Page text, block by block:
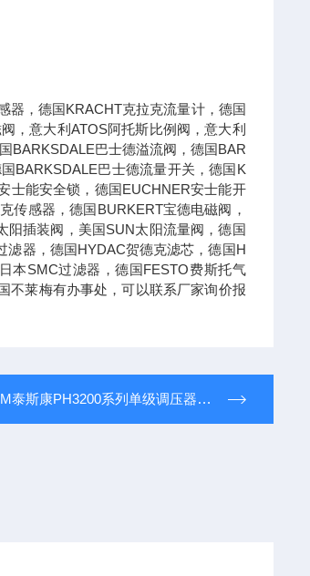
器，德国KRACHT克拉克流量计，德国
，意大利ATOS阿托斯比例阀，意大利
BARKSDALE巴士德溢流阀，德国BAR
BARKSDALE巴士德流量开关，德国K
士能安全锁，德国EUCHNER安士能开
传感器，德国BURKERT宝德电磁阀，
阳插装阀，美国SUN太阳流量阀，德国
滤器，德国HYDAC贺德克滤芯，德国H
本SMC过滤器，德国FESTO费斯托气
不莱梅有办事处，可以联系厂家询价报
泰斯康PH3200系列单级调压器推荐